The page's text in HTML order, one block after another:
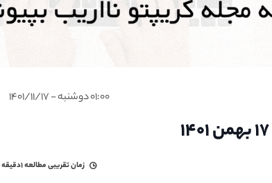
۰۱:۰۰ دوشنبه - ۱۴۰۱/۱۱/۱۷
زمان تقریبی مطالعه۱دقیقه